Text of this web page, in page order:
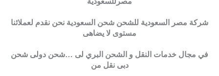
شركة مصر السعودية للشحن شحن السعودية نحن نقدم لعملائنا
مستوى لا يضاهى
في مجال خدمات النقل و الشحن البري لى …شحن دولى شحن
دبى نقل من